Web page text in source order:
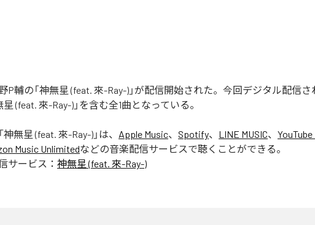
P輔の「神無星 (feat. 來-Ray-)」が配信開始された。今回デジタル配信さ
星 (feat. 來-Ray-)」を含む全1曲となっている。
神無星 (feat. 來-Ray-) 」は、 Apple Music、 Spotify、 LINE MUSIC、
Music Unlimitedなどの音楽配信サービスで聴くことができる。
サービス： 神無星 (feat. 來-Ray-)